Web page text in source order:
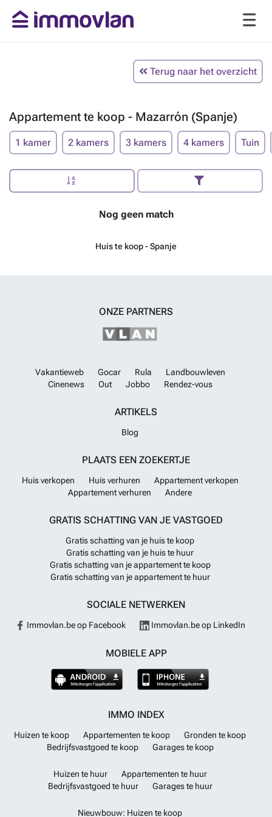
Terug naar het overzicht
Appartement te koop - Mazarrón (Spanje)
1 kamer 2 kamers 3 kamers 4 kamers Tuin
Nog geen match
Huis te koop - Spanje
ONZE PARTNERS
Vakantieweb Gocar Rula
Landbouwleven
Cinenews
Out Jobbo Rendez-vous
ARTIKELS
Blog
PLAATS EEN ZOEKERTJE
Huis verkopen Huis verhuren
Appartement verkopen
Appartement verhuren
Andere
GRATIS SCHATTING VAN JE VASTGOED
Gratis schatting van je huis te koop
Gratis schatting van je huis te huur
Gratis schatting van je appartement te koop
Gratis schatting van je appartement te huur
SOCIALE NETWERKEN
Immovlan.be op Facebook Immovlan.be op LinkedIn
MOBIELE APP
IMMO INDEX
Huizen te koop Appartementen te koop
Gronden te koop
Bedrijfsvastgoed te koop
Garages te koop
Huizen te huur
Appartementen te huur
Bedrijfsvastgoed te huur
Garages te huur
Nieuwbouw: Huizen te koop